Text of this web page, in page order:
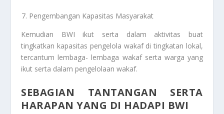
Pengembangan Kapasitas Masyarakat
Kemudian BWI ikut serta dalam aktivitas buat
tingkatkan kapasitas pengelola wakaf di tingkatan lokal,
tercantum lembaga- lembaga wakaf serta warga yang
ikut serta dalam pengelolaan wakaf.
SEBAGIAN TANTANGAN SERTA
HARAPAN YANG DI HADAPI BWI